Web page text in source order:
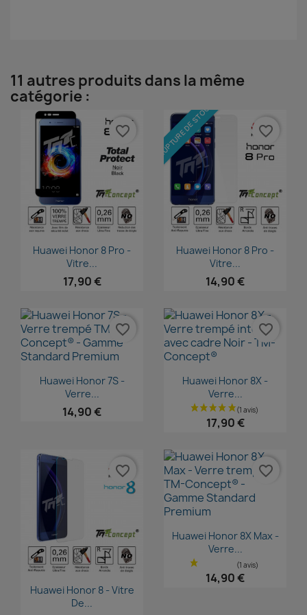
11 autres produits dans la même
catégorie :
Aperçu rapide
Huawei Honor 8 Pro -
Vitre...
17,90 €
favorite_border
Aperçu rapide
Huawei Honor 8 Pro -
Vitre...
14,90 €
RUPTURE DE STOCK favorite_border
Aperçu rapide
Huawei Honor 7S -
Verre...
14,90 €
favorite_border
Aperçu rapide
Huawei Honor 8X -
Verre...
17,90 €
favorite_border
Aperçu rapide
Huawei Honor 8 - Vitre
De...
favorite_border
Aperçu rapide
Huawei Honor 8X Max -
Verre...
14,90 €
favorite_border